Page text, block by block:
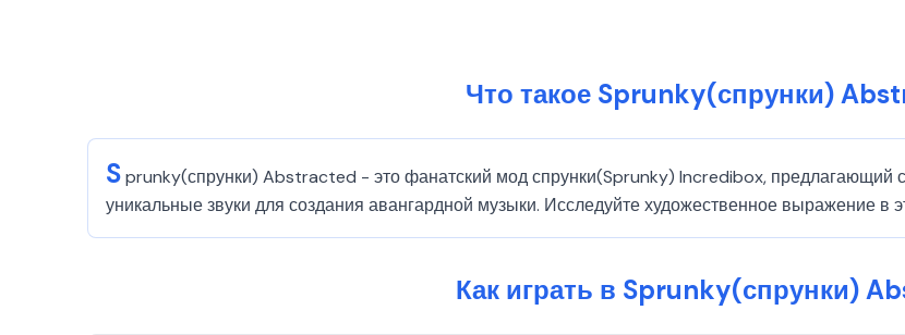
Что такое Sprunky(спрунки)
Sprunky(спрунки) Abstracted - это фанатский мод спрунки(Sprunky) Incredibox, предлагающий
уникальные звуки для создания авангардной музыки. Исследуйте художественное выражение в
Как играть в Sprunky(спрунки)